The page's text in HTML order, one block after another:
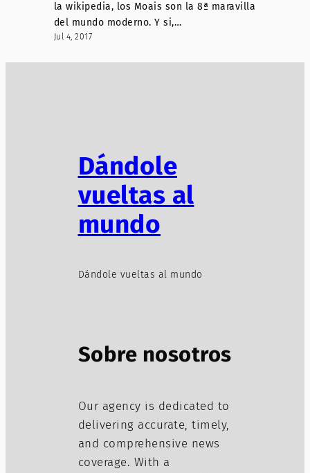
la wikipedia, los Moais son la 8ª maravilla
del mundo moderno. Y si,…
Jul 4, 2017
Dándole
vueltas al
mundo
Dándole vueltas al mundo
Sobre nosotros
Our agency is dedicated to
delivering accurate, timely,
and comprehensive news
coverage. With a